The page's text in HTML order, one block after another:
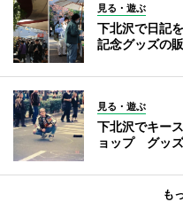
見る・遊ぶ
下北沢で日記
記念グッズの
見る・遊ぶ
下北沢でキー
ョップ グッ
も